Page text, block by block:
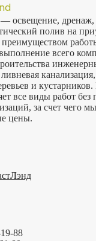
освещение, дренаж,
полив на
всего
и
все виды работ без
за счет чего
цены.
88